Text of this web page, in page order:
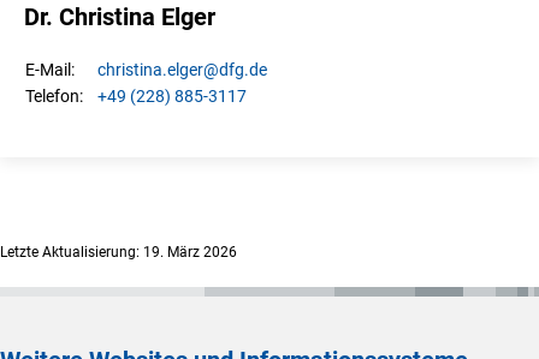
Dr. Christina Elger
E-Mail: christina.elger@dfg.de
Telefon:
+49 (228) 885-3117
Letzte Aktualisierung: 19. März 2026